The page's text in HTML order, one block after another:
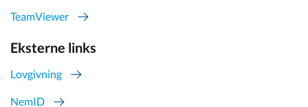
TeamViewer
Eksterne links
Lovgivning
NemID